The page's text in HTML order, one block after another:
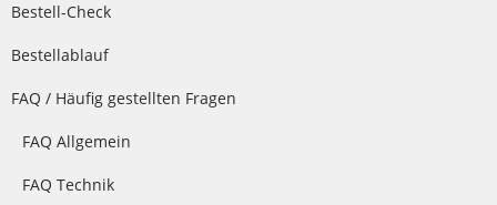
Bestell-Check
Bestellablauf
FAQ / Häufig gestellten Fragen
FAQ Allgemein
FAQ Technik